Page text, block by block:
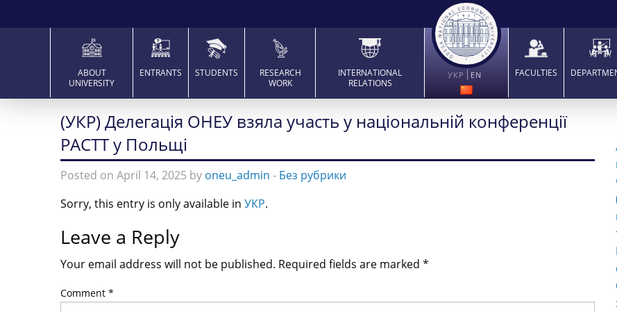
ABOUT
UNIVERSITY
ENTRANTS STUDENTS
RESEARCH
WORK
INTERNATIONAL
RELATIONS
УКР EN FACULTIES
(УКР) Делегація ОНЕУ взяла участь у національній конференції
PACTT у Польщі
Posted on April 14, 2025 by oneu_admin - Без рубрики
Sorry, this entry is only available in УКР.
Leave a Reply
Your email address will not be published. Required fields are marked *
Comment *